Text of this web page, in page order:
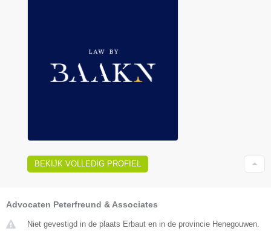
BEKIJK VOLLEDIG PROFIEL
Advocaten Peterfreund & Associates
Niet gevestigd in de plaats Erbaut en in de provincie Henegouwen.